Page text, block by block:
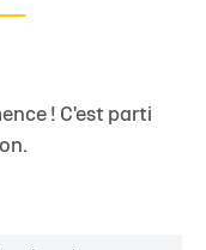
! C'est parti